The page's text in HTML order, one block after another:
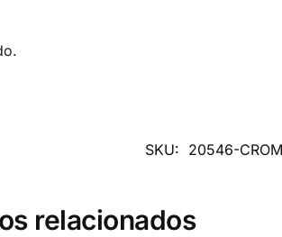
SKU: 20546-
relacionados